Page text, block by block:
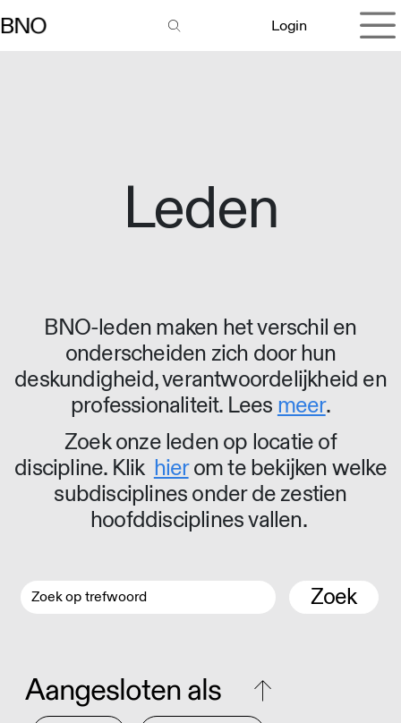
Login
Leden
BNO-leden maken het verschil en
onderscheiden zich door hun
deskundigheid, verantwoordelijkheid en
professionaliteit. Lees meer.
Zoek onze leden op locatie of
discipline. Klik hierom te bekijken welke
subdisciplines onder de zestien
hoofddisciplines vallen.
Zoek
Aangesloten als